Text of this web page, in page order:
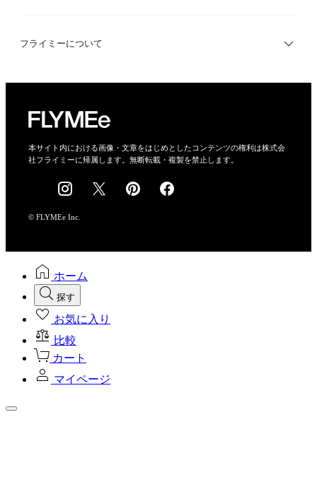
利用規約
フライミーについて
会社概要
採用情報
本サイト内における画像・文章をはじめとしたコンテンツの権利は株式会
社フライミーに帰属します。無断転載・複製を禁止します。
© FLYMEe Inc.
ホーム
探す
お気に入り
比較
カート
マイページ